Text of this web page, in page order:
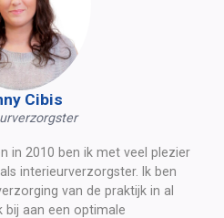
Cibis
in 2010 ben ik met veel plezier
interieurverzorgster. Ik ben
van de praktijk in al
bij aan een optimale